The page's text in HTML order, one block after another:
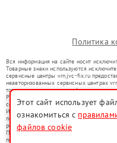
Политика
Вся информация на сайте носит
Товарные знаки используются
сервисные центры vrn.jvc-fix.ru
неавторизованных сервисных центрах
товарных знаков или их официальными
Ремонт осуществляется для устройств,
со статьей 1487 ГК РФ.
Использование товарных знаков не
потребителей в заблуждение, а служит
ремонту техники указанных брендов.
Представленная на сайте информация не
положениями Статьи 437(2)
Этот сайт использует
ознакомиться с
файлов cookie